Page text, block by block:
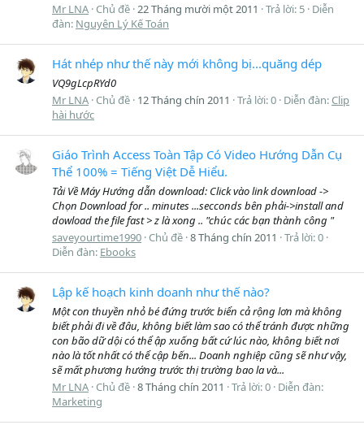
Mr LNA Chủ đề 22 Tháng mười một 2011 Trả lời: 5 Diễn
đàn: Nguyên Lý Kế Toán
Hát nhép như thế này mới không bị...quăng dép
VQ9gLcpRYd0
Mr LNA Chủ đề 12 Tháng chín 2011 Trả lời: 0 Diễn đàn:Clip
hài hước
Giáo Trình Access Toàn Tập Có Video Hướng Dẫn Cụ
Thể 100% = Tiếng Việt Dễ Hiểu.
Tải Về Máy Hướng dẫn download: Click vào link download ->
Chọn Download for .. minutes ...secconds bên phải->install and
dowload the file fast > z là xong .. "chúc các bạn thành công "
saveyourtime1990 Chủ đề 8 Tháng chín 2011
Trả lời: 0
Diễn đàn: Ebooks
Lập kế hoạch kinh doanh như thế nào?
Một con thuyền nhỏ bé đứng trước biển cả rộng lơn mà không
biết phải đi về đâu, không biết làm sao có thể tránh được những
con bão dữ dội có thể ập xuống bất cứ lúc nào, không biết nơi
nào là tốt nhất có thể cập bến... Doanh nghiệp cũng sẽ như vậy,
sẽ mất phương hướng trước thị trường bao la và...
Mr LNA Chủ đề 8 Tháng chín 2011 Trả lời: 0 Diễn đàn:
Marketing